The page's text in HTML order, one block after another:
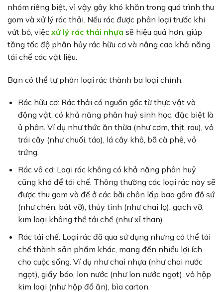
nhóm riêng biệt, vì vậy gây khó khăn trong quá trình thu
gom và xử lý rác thải. Nếu rác được phân loại trước khi
vứt bỏ, việc xử lý rác thải nhựa sẽ hiệu quả hơn, giúp
tăng tốc độ phân hủy rác hữu cơ và nâng cao khả năng
tái chế các vật liệu.
Bạn có thể tự phân loại rác thành ba loại chính:
Rác hữu cơ: Rác thải có nguồn gốc từ thực vật và
động vật, có khả năng phân huỷ sinh học, đặc biệt là
ủ phân. Ví dụ như thức ăn thừa (như cơm, thịt, rau), vỏ
trái cây (như chuối, táo), lá cây khô, bã cà phê, vỏ
trứng.
Rác vô cơ: Loại rác không có khả năng phân huỷ
cũng khó để tái chế. Thông thường các loại rác này sẽ
được thu gom và để ở các bãi chôn lấp bao gồm đồ sứ
(như chén, bát vỡ), thủy tinh (như chai lọ), gạch vỡ,
kim loại không thể tái chế (như xỉ than)
Rác tái chế: Loại rác đã qua sử dụng nhưng có thể tái
chế thành sản phẩm khác, mang đến nhiều lợi ích
cho cuộc sống. Ví dụ như chai nhựa (như chai nước
ngọt), giấy báo, lon nước (như lon nước ngọt), vỏ hộp
kim loại (như hộp đồ ăn), bìa carton.